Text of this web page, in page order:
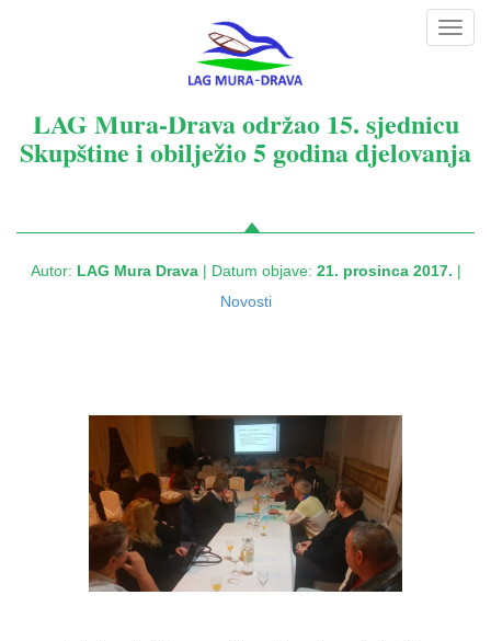
LAG Mura-Drava održao 15. sjednicu
Skupštine i obilježio 5 godina djelovanja
Autor: LAG Mura Drava| Datum objave: 21. prosinca 2017. |
Novosti